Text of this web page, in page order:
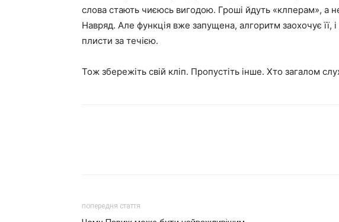
слова стають чиєюсь вигодою. Гроші йдуть «клперам», а
Навряд. Але функція вже запущена, алгоритм заохочує її,
плисти за течією.
Тож збережіть свій кліп. Пропустіть інше. Хто загалом
попередня стаття